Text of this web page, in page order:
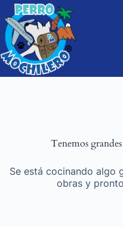
Tenemos
Se está cocinando algo
obras y